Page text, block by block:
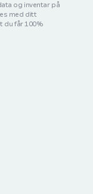
og inventar på
med ditt
du får 100%